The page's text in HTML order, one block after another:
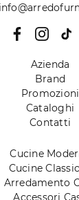
Azienda
Brand
Promozioni
Cataloghi
Contatti
Cucine
Cucine
Arredamento
Accessori